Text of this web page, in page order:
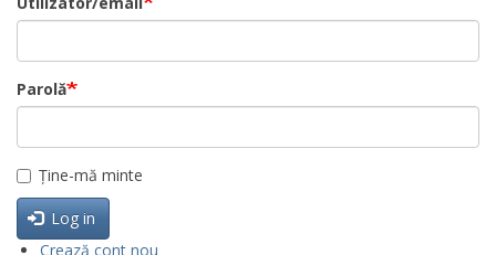
Parolă
Ține-mă minte
Log in
Crează cont nou